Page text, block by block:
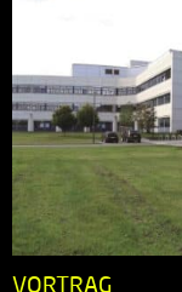
VORTRAG